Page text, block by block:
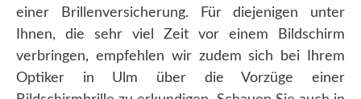
einer Brillenversicherung. Für diejenigen unter
Ihnen, die sehr viel Zeit vor einem Bildschirm
verbringen, empfehlen wir zudem sich bei Ihrem
Optiker in Ulm über die Vorzüge einer